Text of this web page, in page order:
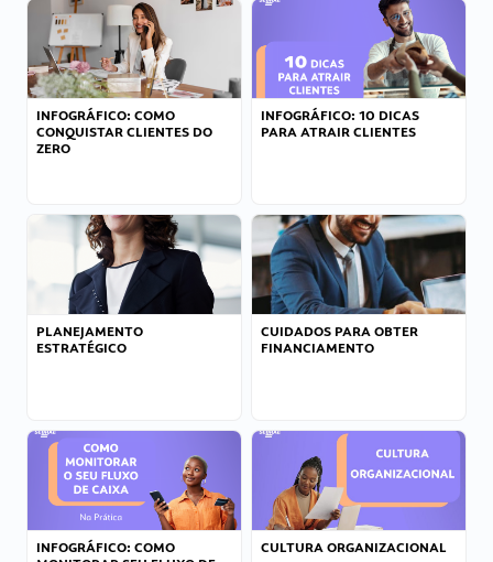
INFOGRÁFICO: COMO
CONQUISTAR CLIENTES DO
ZERO
INFOGRÁFICO: 10 DICAS
PARA ATRAIR CLIENTES
PLANEJAMENTO
ESTRATÉGICO
CUIDADOS PARA OBTER
FINANCIAMENTO
INFOGRÁFICO: COMO
CULTURA ORGANIZACIONAL